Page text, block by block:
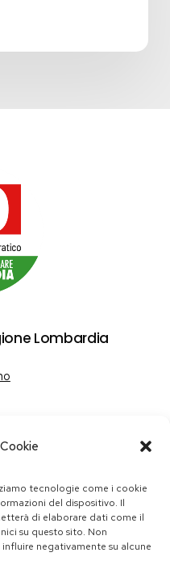
tecnologie come i cookie
del dispositivo. Il
di elaborare dati come il
su questo sito. Non
negativamente su alcune
Lombardia
sui cookie